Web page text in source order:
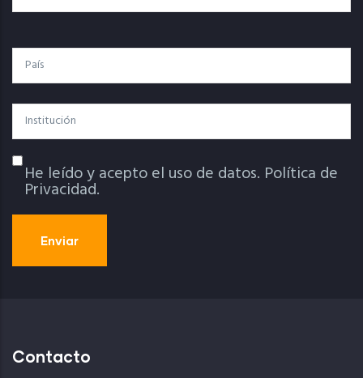
País
Institución
Política De Privacidad
He leído y acepto el uso de datos. Política de
Privacidad.
Contacto